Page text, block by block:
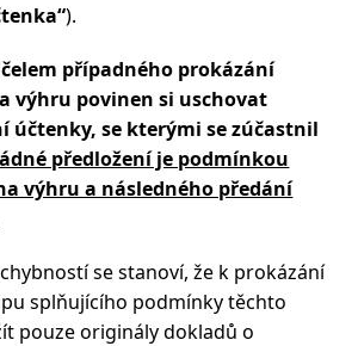
).
případného prokázání
výhru povinen si uschovat
účtenky, se kterými se zúčastnil
předložení je podmínkou
výhru a následného předání
se stanoví, že k prokázání
splňujícího podmínky těchto
pouze originály dokladů o